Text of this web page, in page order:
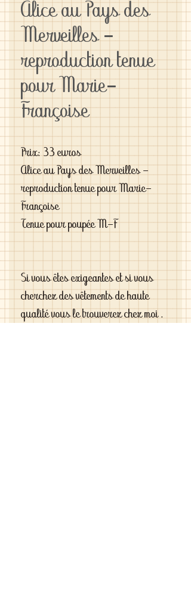
Alice au Pays des
Merveilles -
reproduction tenue
pour Marie-
Françoise
Prix: 33 euros
Alice au Pays des Merveilles -
reproduction tenue pour Marie-
Françoise
Tenue pour poupée M-F
Si vous êtes exigeantes et si vous
cherchez des vêtements de haute
qualité vous le trouverez chez moi .